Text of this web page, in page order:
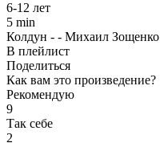
6-12 лет
5 min
Колдун - - Михаил Зощенко
В плейлист
Поделиться
Как вам это произведение?
Рекомендую
9
Так себе
2